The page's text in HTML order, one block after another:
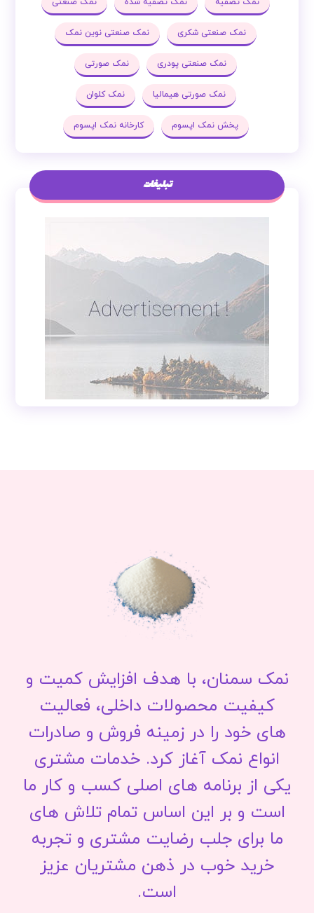
نمک صنعتی شکری نمک صنعتی نوین نمک
نمک صنعتی پودری نمک صورتی
نمک صورتی هیمالیا نمک کلوان
پخش نمک اپسوم کارخانه نمک اپسوم
تبلیغات
نمک سمنان، با هدف افزایش کمیت و
کیفیت محصولات داخلی، فعالیت
های خود را در زمینه فروش و صادرات
انواع نمک آغاز کرد. خدمات مشتری
یکی از برنامه های اصلی کسب و کار ما
است و بر این اساس تمام تلاش های
ما برای جلب رضایت مشتری و تجربه
خرید خوب در ذهن مشتریان عزیز
است.